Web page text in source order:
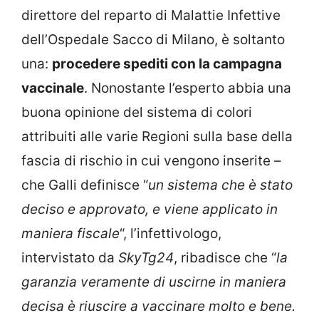
direttore del reparto di Malattie Infettive
dell’Ospedale Sacco di Milano, è soltanto
una: procedere spediti con la campagna
vaccinale. Nonostante l’esperto abbia una
buona opinione del sistema di colori
attribuiti alle varie Regioni sulla base della
fascia di rischio in cui vengono inserite –
che Galli definisce “un sistema che è stato
deciso e approvato, e viene applicato in
maniera fiscale“, l’infettivologo,
intervistato da SkyTg24, ribadisce che “la
garanzia veramente di uscirne in maniera
decisa è riuscire a vaccinare molto e bene.